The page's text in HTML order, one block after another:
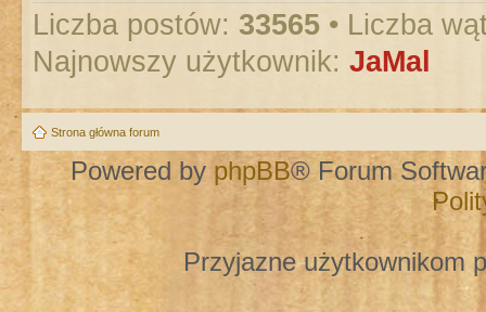
Liczba postów: 33565 • Liczba
Najnowszy użytkownik: JaMal
Strona główna forum
Powered by phpBB® Forum
Przyjazne użytkownikom